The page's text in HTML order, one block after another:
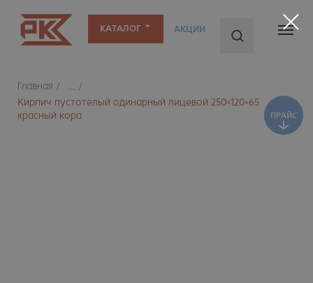
Главная / ... /
Кирпич пустотелый одинарный лицевой 250×120×65
красный кора